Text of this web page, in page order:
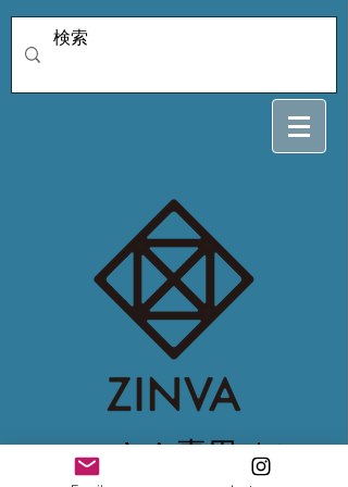
u.i.c.oさん専用1/17